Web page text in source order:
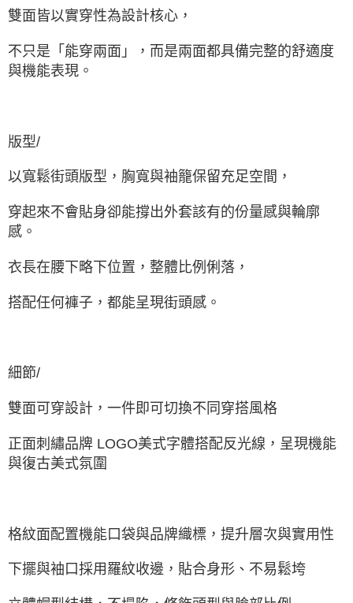
雙面皆以實穿性為設計核心，
不只是「能穿兩面」，而是兩面都具備完整的舒適度
與機能表現。
版型/
以寬鬆街頭版型，胸寬與袖籠保留充足空間，
穿起來不會貼身卻能撐出外套該有的份量感與輪廓
感。
衣長在腰下略下位置，整體比例俐落，
搭配任何褲子，都能呈現街頭感。
細節/
雙面可穿設計，一件即可切換不同穿搭風格
正面刺繡品牌 LOGO美式字體搭配反光線，呈現機能
與復古美式氛圍
格紋面配置機能口袋與品牌織標，提升層次與實用性
下擺與袖口採用羅紋收邊，貼合身形、不易鬆垮